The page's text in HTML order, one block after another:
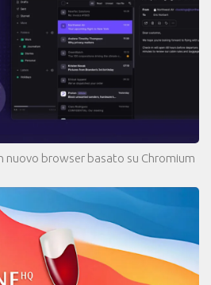
nuovo browser basato su Chromium